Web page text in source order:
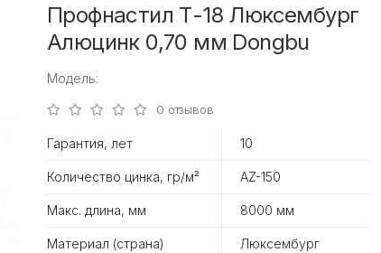
Профнастил Т-18 Люксембург
Алюцинк 0,70 мм Dongbu
Модель:
0 отзывов
Гарантия, лет 10
Количество цинка, гр/м² AZ-150
Макс. длина, мм 8000 мм
Материал (страна) Люксембург